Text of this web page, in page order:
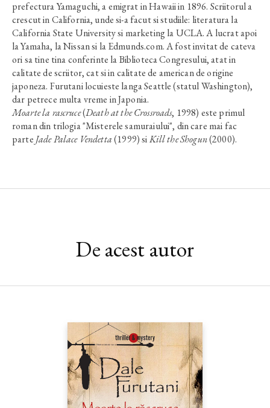
prefectura Yamaguchi, a emigrat in Hawaii in 1896. Scriitorul a
crescut in California, unde si-a facut si studiile: literatura la
California State University si marketing la UCLA. A lucrat apoi
la Yamaha, la Nissan si la Edmunds.com. A fost invitat de cateva
ori sa tine tina conferinte la Biblioteca Congresului, atat in
calitate de scriitor, cat si in calitate de american de origine
japoneza. Furutani locuieste langa Seattle (statul Washington),
dar petrece multa vreme in Japonia.
Moarte la rascruce(Death at the Crossroads, 1998) este primul
roman din trilogia "Misterele samuraiului", din care mai fac
parteJade Palace Vendetta(1999) siKill the Shogun(2000).
De acest autor